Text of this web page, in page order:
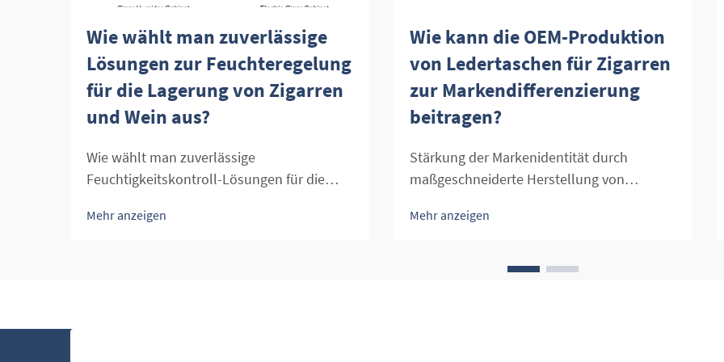
Wie wählt man zuverlässige
Lösungen zur Feuchteregelung
für die Lagerung von Zigarren
und Wein aus?
Wie wählt man zuverlässige
Feuchtigkeitskontroll-Lösungen für die
richtige Feuchtigkeit ist für Zigarren und
Mehr anzeigen
Wie kann die OEM-Produktion
von Ledertaschen für Zigarren
zur Markendifferenzierung
beitragen?
Stärkung der Markenidentität durch
maßgeschneiderte Herstellung von
Zigarrenmarkt entwickelt sich weiter, wobei
hochwertige Tabakprodukte, sondern auch
Mehr anzeigen